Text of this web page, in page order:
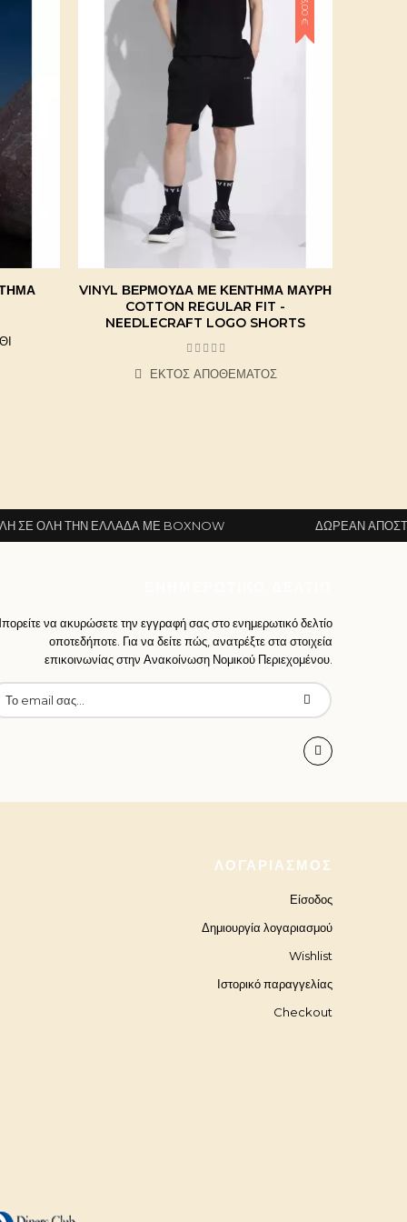
-3,00 €
VINYL ΒΕΡΜΟΎΔΑ ΜΕ ΚΈΝΤΗΜΑ ΜΑΎΡΗ
COTTON REGULAR FIT -
NEEDLECRAFT LOGO SHORTS
ΕΚΤΌΣ ΑΠΟΘΈΜΑΤΟΣ
ΜΕ BOXNOW ΔΩΡΕΆΝ ΑΠΟΣΤΟΛΉ ΣΕ ΌΛΗ
να ακυρώσετε την εγγραφή σας στο ενημερωτικό δελτίο
οποτεδήποτε. Για να δείτε πώς, ανατρέξτε στα στοιχεία
επικοινωνίας στην Ανακοίνωση Νομικού Περιεχομένου.
ΛΟΓΑΡΙΑΣΜΌΣ
Είσοδος
Δημιουργία λογαριασμού
Wishlist
Ιστορικό παραγγελίας
Checkout